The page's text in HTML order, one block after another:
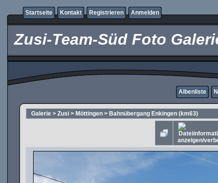
Startseite Kontakt Registrieren Anmelden
Zusi-Team-Süd Foto
Albenliste
Galerie > Zusi > Möttingen > Bahnübergang Enkingen (km63)